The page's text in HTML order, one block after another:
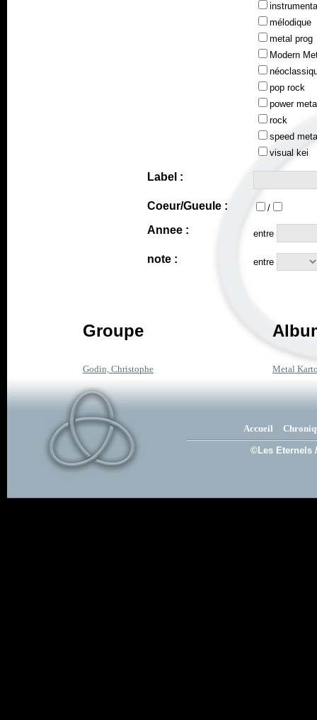
mélodique
metal prog
Modern
pop rock
power
rock
speed
visual kei
Label :
Coeur/Gueule : /
Annee : entre
note : entre
Groupe
Godin, Christophe Metal
Accueil
©Les Eternels